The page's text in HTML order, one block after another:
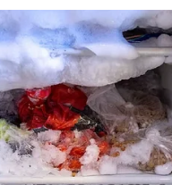
Spalterhals“ ein. Bei
und
rund um Gesundheit,
Wohlbefinden. Zahlreiche
Ernährung, Diabetes,
Durchblutung,
Ergänzt wird die Messe